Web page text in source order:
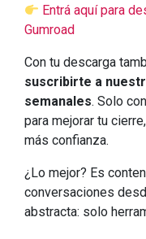
Entrá aquí para
Gumroad
Con tu descarga
suscribirte a
semanales. Solo
para mejorar tu
más confianza.
¿Lo mejor? Es
conversaciones
abstracta: solo